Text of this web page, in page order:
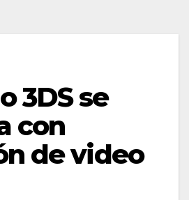
3DS se
con
de video